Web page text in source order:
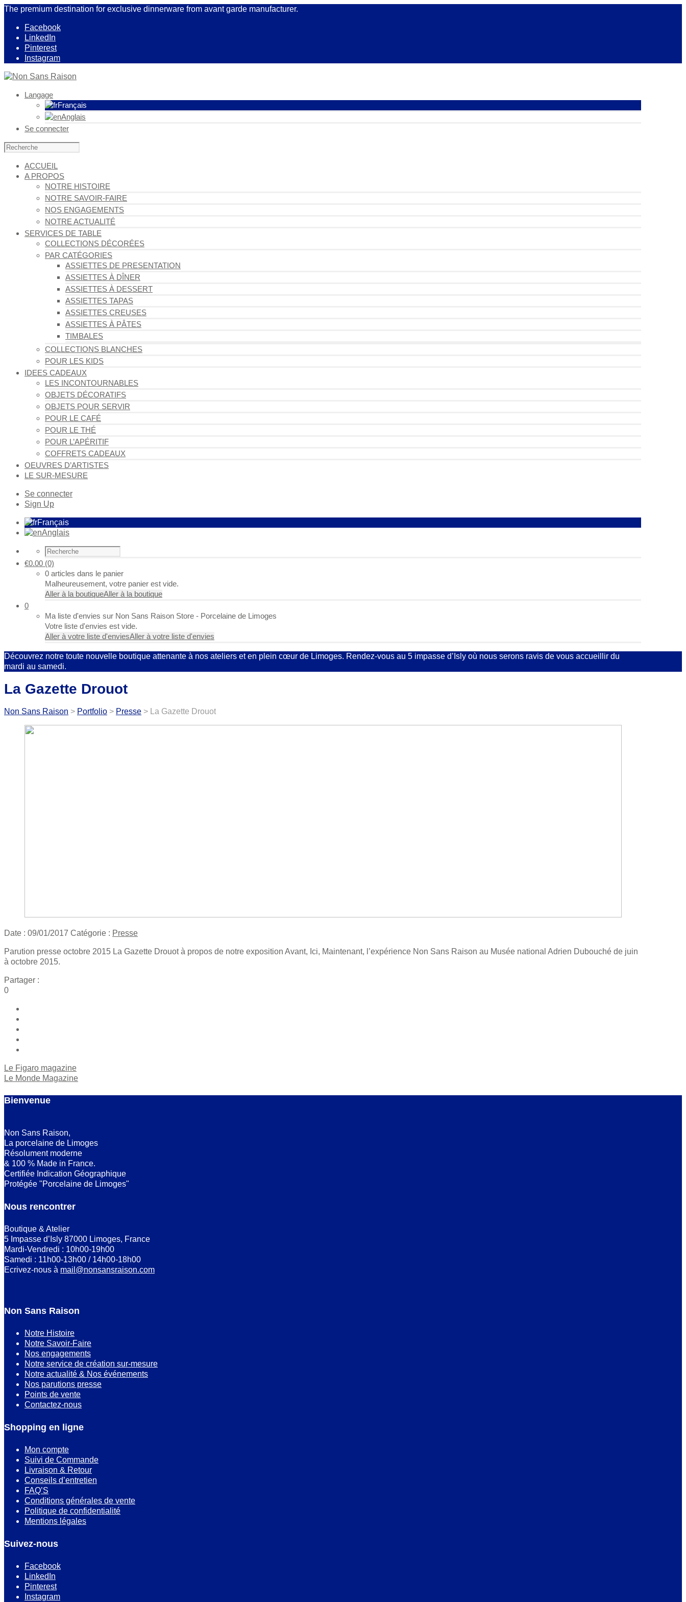
The premium destination for exclusive dinnerware from avant garde manufacturer.
Facebook
LinkedIn
Pinterest
Instagram
Langage
Français
Anglais
Se connecter
ACCUEIL
A PROPOS
NOTRE HISTOIRE
NOTRE SAVOIR-FAIRE
NOS ENGAGEMENTS
NOTRE ACTUALITÉ
SERVICES DE TABLE
COLLECTIONS DÉCORÉES
PAR CATÉGORIES
ASSIETTES DE PRESENTATION
ASSIETTES À DÎNER
ASSIETTES À DESSERT
ASSIETTES TAPAS
ASSIETTES CREUSES
ASSIETTES À PÂTES
TIMBALES
COLLECTIONS BLANCHES
POUR LES KIDS
IDEES CADEAUX
LES INCONTOURNABLES
OBJETS DÉCORATIFS
OBJETS POUR SERVIR
POUR LE CAFÉ
POUR LE THÉ
POUR L’APÉRITIF
COFFRETS CADEAUX
OEUVRES D’ARTISTES
LE SUR-MESURE
Se connecter
Sign Up
Français
Anglais
€0.00 (0)
0 articles dans le panier
Malheureusement, votre panier est vide.
Aller à la boutiqueAller à la boutique
0
Ma liste d'envies sur Non Sans Raison Store - Porcelaine de Limoges
Votre liste d'envies est vide.
Aller à votre liste d'enviesAller à votre liste d'envies
Découvrez notre toute nouvelle boutique attenante à nos ateliers et en plein cœur de Limoges. Rendez-vous au 5 impasse d’Isly où nous serons ravis de vous accueillir du
mardi au samedi.
La Gazette Drouot
Non Sans Raison > Portfolio > Presse > La Gazette Drouot
Date : 09/01/2017 Catégorie : Presse
Parution presse octobre 2015 La Gazette Drouot à propos de notre exposition Avant, Ici, Maintenant, l’expérience Non Sans Raison au Musée national Adrien Dubouché de juin
à octobre 2015.
Partager :
0
Le Figaro magazine
Le Monde Magazine
Bienvenue
Non Sans Raison,
La porcelaine de Limoges
Résolument moderne
& 100 % Made in France.
Certifiée Indication Géographique
Protégée "Porcelaine de Limoges"
Nous rencontrer
Boutique & Atelier
5 Impasse d’Isly 87000 Limoges, France
Mardi-Vendredi : 10h00-19h00
Samedi : 11h00-13h00 / 14h00-18h00
Ecrivez-nous à mail@nonsansraison.com
Non Sans Raison
Notre Histoire
Notre Savoir-Faire
Nos engagements
Notre service de création sur-mesure
Notre actualité & Nos événements
Nos parutions presse
Points de vente
Contactez-nous
Shopping en ligne
Mon compte
Suivi de Commande
Livraison & Retour
Conseils d’entretien
FAQ’S
Conditions générales de vente
Politique de confidentialité
Mentions légales
Suivez-nous
Facebook
LinkedIn
Pinterest
Instagram